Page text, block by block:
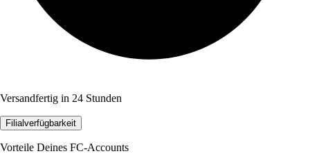
Versandfertig in 24 Stunden
Filialverfügbarkeit
Vorteile Deines FC-Accounts